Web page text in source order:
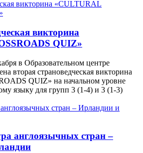
викторина
QUIZ»
в Образовательном центре
вторая страноведческая викторина
QUIZ» на начальном уровне
языку для групп 3 (1-4) и 3 (1-3)
англоязычных стран –